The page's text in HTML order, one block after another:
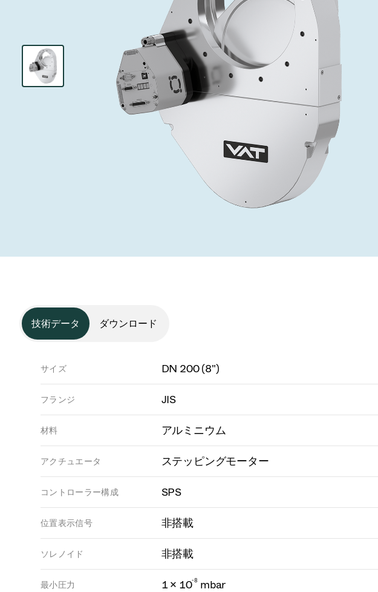
を追求し、進歩を支えます。
術を革新し、未来を実現しま
す。
圧力リリーフ／ベントバルブ
ガス封入弁
3ポジションバルブ
バキュームチェックバルブ
緊急遮断/ビームストッパーバルブ
真空トランスファーバルブ
イオン注入
CVD
OLEDのインクジェット印刷
サブファブシステム
真空乾燥
真空減菌
医薬品の凍結乾燥
研究分野
あなたのアプリケーション
Analyst coverage
Contact for investors
News services
サプライチェーンマネジメント
技術データ ダウンロード
サイズ DN 200 (8")
フランジ JIS
材料 アルミニウム
アクチュエータ ステッピングモーター
コントローラー構成 SPS
位置表示信号 非搭載
ソレノイド 非搭載
最小圧力 1 × 10-8 mbar